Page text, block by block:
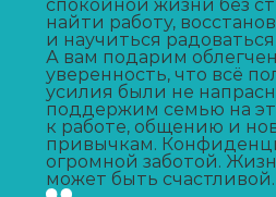
Лечение зависимости от А-ПВП
от 6 000 ₽/сутки
Лечение зависимости от
от 6 000 ₽/сутки
спокойной жизни без
найти работу,
и научиться
А вам подарим
уверенность, что всё
усилия были не
поддержим семью на
к работе, общению и
привычкам.
огромной заботой.
может быть счастливой.